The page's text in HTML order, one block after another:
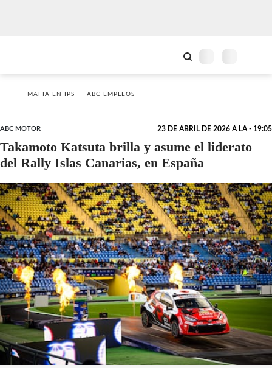
MAFIA EN IPS ABC EMPLEOS
ABC MOTOR 23 DE ABRIL DE 2026 A LA - 19:05
Takamoto Katsuta brilla y asume el liderato
del Rally Islas Canarias, en España